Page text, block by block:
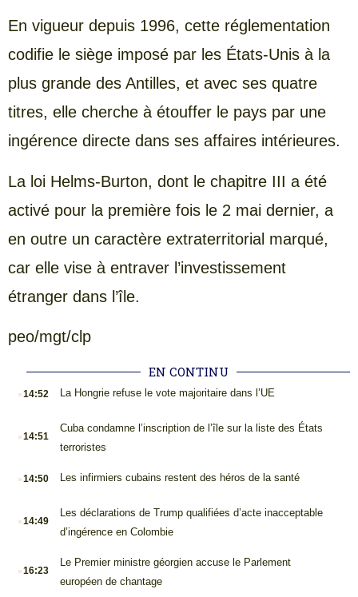
En vigueur depuis 1996, cette réglementation
codifie le siège imposé par les États-Unis à la
plus grande des Antilles, et avec ses quatre
titres, elle cherche à étouffer le pays par une
ingérence directe dans ses affaires intérieures.
La loi Helms-Burton, dont le chapitre III a été
activé pour la première fois le 2 mai dernier, a
en outre un caractère extraterritorial marqué,
car elle vise à entraver l’investissement
étranger dans l’île.
peo/mgt/clp
EN CONTINU
.14:52 La Hongrie refuse le vote majoritaire dans l’UE
.14:51
Cuba condamne l’inscription de l’île sur la liste des États
terroristes
.14:50 Les infirmiers cubains restent des héros de la santé
.14:49
Les déclarations de Trump qualifiées d’acte inacceptable
d’ingérence en Colombie
.16:23
Le Premier ministre géorgien accuse le Parlement
européen de chantage